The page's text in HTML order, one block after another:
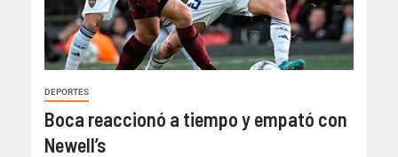
DEPORTES
Boca reaccionó a tiempo y empató con
Newell’s